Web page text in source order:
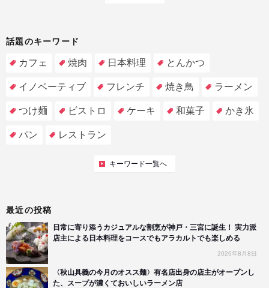
話題のキーワード
カフェ 焼肉 日本料理 とんかつ
イノベーティブ フレンチ 焼き鳥 ラーメン
つけ麺 ビストロ ケーキ 和菓子 かき氷
パン レストラン
キーワード一覧へ
最近の投稿
日常に寄り添うカジュアルな割烹が神戸・三宮に誕生！ 実力派
店主による日本料理をコースでもアラカルトでも楽しめる
2026年8月8日
〈秋山具義の今月のオスス麺〉有名店出身の店主がオープンし
た、スープが濃くておいしいラーメン店